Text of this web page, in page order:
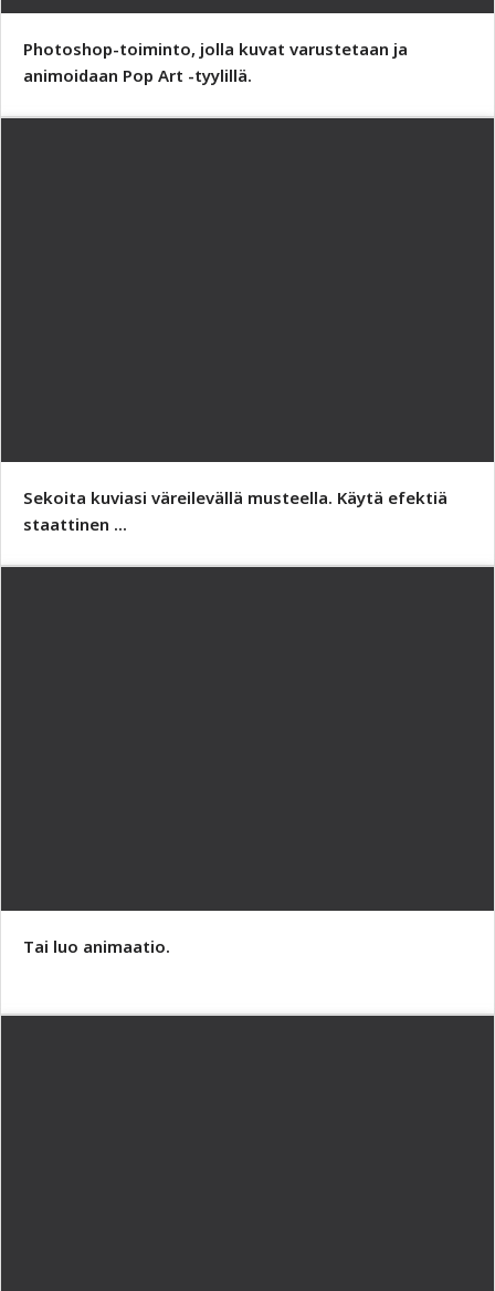
Photoshop-toiminto, jolla kuvat varustetaan ja
animoidaan Pop Art -tyylillä.
Sekoita kuviasi väreilevällä musteella. Käytä efektiä
staattinen ...
Tai luo animaatio.